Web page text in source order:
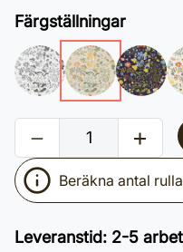
Färgställningar
Beräkna antal
Leveranstid: 2-5